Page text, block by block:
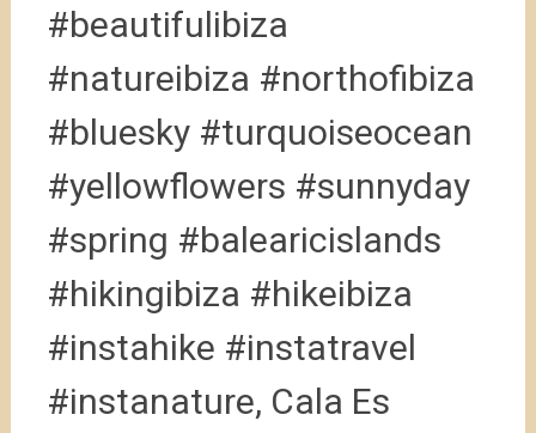
#beautifulibiza
#natureibiza #northofibiza
#bluesky #turquoiseocean
#yellowflowers #sunnyday
#spring #balearicislands
#hikingibiza #hikeibiza
#instahike #instatravel
#instanature, Cala Es